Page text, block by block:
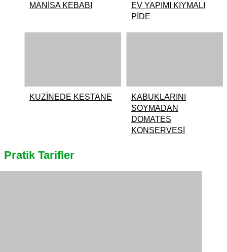
MANİSA KEBABI
EV YAPIMI KIYMALI
PİDE
KUZİNEDE KESTANE
KABUKLARINI
SOYMADAN
DOMATES
KONSERVESİ
Pratik Tarifler